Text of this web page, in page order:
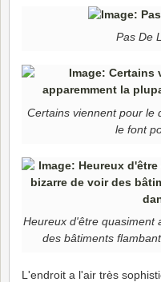
Pas De
Certains viennent pour le
le font
Heureux d'être quasiment
des bâtiments
L'endroit a l'air très